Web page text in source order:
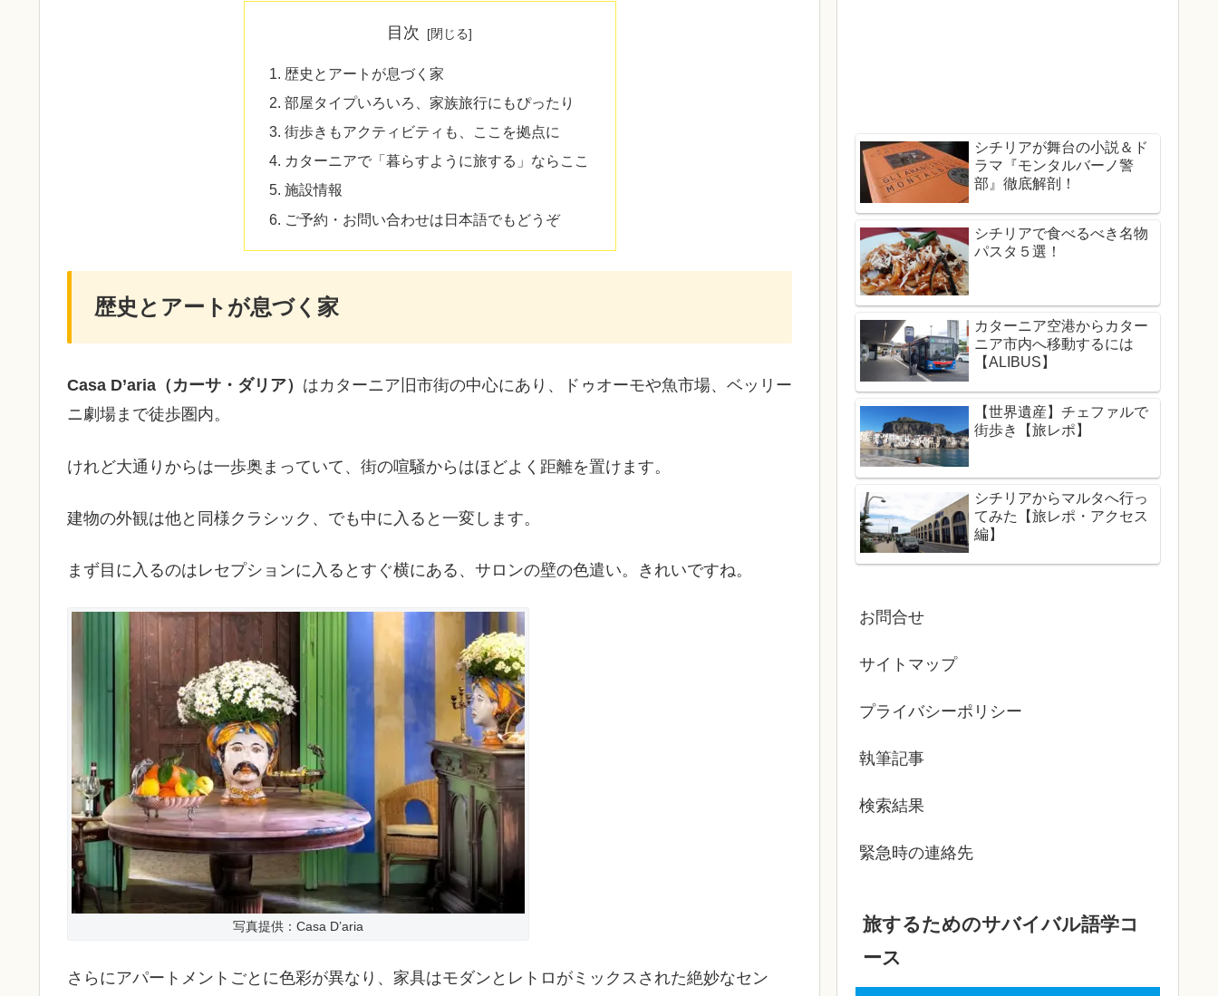
目次
歴史とアートが息づく家
部屋タイプいろいろ、家族旅行にもぴったり
街歩きもアクティビティも、ここを拠点に
カターニアで「暮らすように旅する」ならここ
施設情報
ご予約・お問い合わせは日本語でもどうぞ
歴史とアートが息づく家
Casa D’aria（カーサ・ダリア） はカターニア旧市街の中心にあり、ドゥオーモや魚市場、ベッリー
ニ劇場まで徒歩圏内。
けれど大通りからは一歩奥まっていて、街の喧騒からはほどよく距離を置けます。
建物の外観は他と同様クラシック、でも中に入ると一変します。
まず目に入るのはレセプションに入るとすぐ横にある、サロンの壁の色遣い。きれいですね。
写真提供：Casa D’aria
さらにアパートメントごとに色彩が異なり、家具はモダンとレトロがミックスされた絶妙なセン
シチリアが舞台の小説＆ド
ラマ『モンタルバーノ警
部』徹底解剖！
シチリアで食べるべき名物
パスタ５選！
カターニア空港からカター
ニア市内へ移動するには
【ALIBUS】
【世界遺産】チェファルで
街歩き【旅レポ】
シチリアからマルタへ行っ
てみた【旅レポ・アクセス
編】
お問合せ
サイトマップ
プライバシーポリシー
執筆記事
検索結果
緊急時の連絡先
旅するためのサバイバル語学コ
ース